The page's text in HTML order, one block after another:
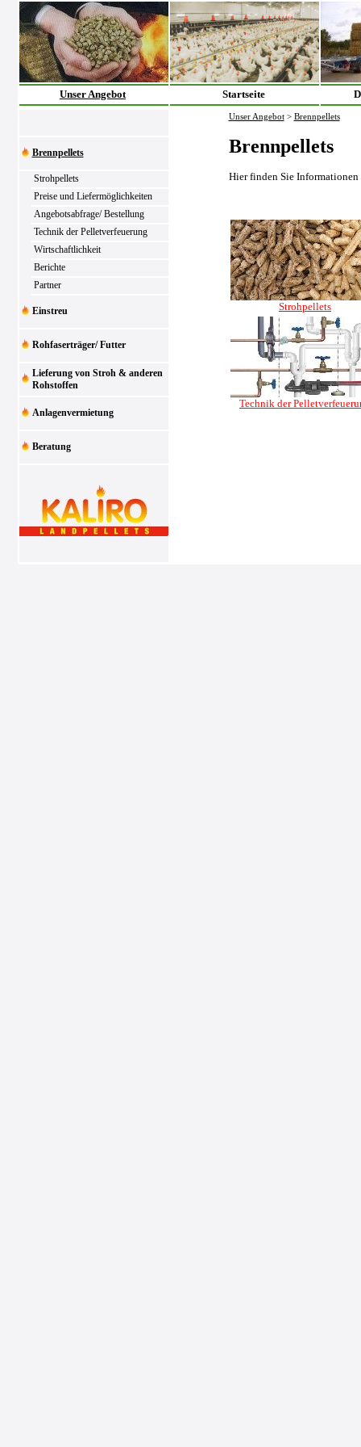
Unser Angebot Startseite
Brennpellets
Strohpellets
Preise und Liefermöglichkeiten
Angebotsabfrage/ Bestellung
Technik der Pelletverfeuerung
Wirtschaftlichkeit
Berichte
Partner
Einstreu
Rohfaserträger/ Futter
Lieferung von Stroh & anderen
Rohstoffen
Anlagenvermietung
Beratung
Unser Angebot > Brennpellets
Brennpellets
Hier finden Sie Informationen
Strohpellets
Technik der